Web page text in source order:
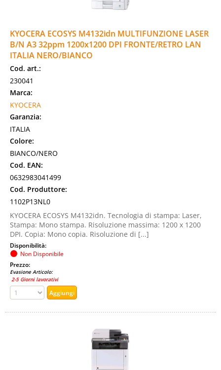
KYOCERA ECOSYS M4132idn MULTIFUNZIONE LASER
B/N A3 32ppm 1200x1200 DPI FRONTE/RETRO LAN
ITALIA NERO/BIANCO
Cod. art.:
230041
Marca:
KYOCERA
Garanzia:
ITALIA
Colore:
BIANCO/NERO
Cod. EAN:
0632983041499
Cod. Produttore:
1102P13NL0
KYOCERA ECOSYS M4132idn. Tecnologia di stampa: Laser,
Stampa: Mono stampa. Risoluzione massima: 1200 x 1200
DPI. Copia: Mono copia. Risoluzione di [...]
Disponibilità:
Non Disponibile
Prezzo:
Evasione Articolo:
2-5 Giorni lavorativi